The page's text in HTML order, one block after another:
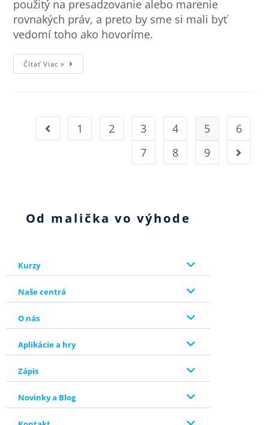
použitý na presadzovanie alebo marenie
rovnakých práv, a preto by sme si mali byť
vedomí toho ako hovoríme.
Čítať Viac »
1 2 3 4 5
6
7
8 9
Od malička vo výhode
Kurzy
Naše centrá
O nás
Aplikácie a hry
Zápis
Novinky a Blog